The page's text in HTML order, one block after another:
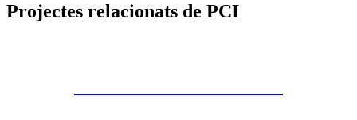
Projectes relacionats de PCI